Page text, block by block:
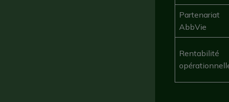
Partenariat
AbbVie
Rentabilité